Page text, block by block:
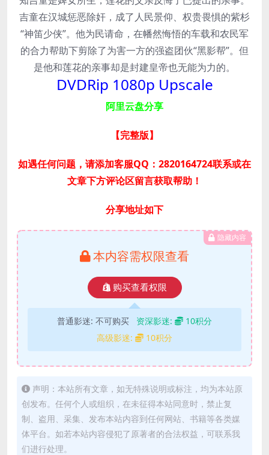
吉童在汉城惩恶除奸，成了人民景仰、权贵畏惧的紫杉
“神笛少侠”。他为民请命，在幡然悔悟的车载和农民军
的合力帮助下剪除了为害一方的强盗团伙“黑影帮”。但
是他和莲花的亲事却是封建皇帝也无能为力的。
DVDRip 1080p Upscale
阿里云盘分享
【完整版】
如遇任何问题，请添加客服QQ：2820164724联系或在
文章下方评论区留言获取帮助！
分享地址如下
隐藏内容
本内容需权限查看
购买查看权限
普通影迷: 不可购买 资深影迷:
10积分
高级影迷:
10积分
声明：本站所有文章，如无特殊说明或标注，均为本站原
创发布。任何个人或组织，在未征得本站同意时，禁止复
制、盗用、采集、发布本站内容到任何网站、书籍等各类媒
体平台。如若本站内容侵犯了原著者的合法权益，可联系我
们进行处理。